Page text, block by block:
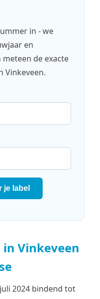
in - we
en
de exacte
Vinkeveen.
je label
Vinkeveen
2024 bindend tot